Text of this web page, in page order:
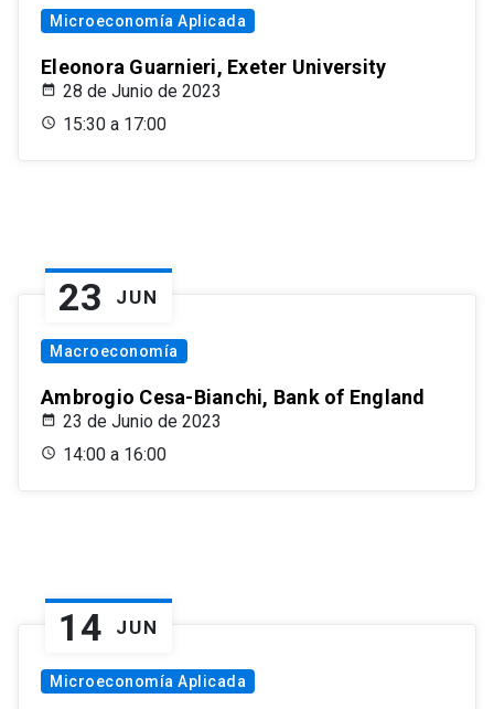
Microeconomía Aplicada
Eleonora Guarnieri, Exeter University
28 de Junio de 2023
15:30 a 17:00
23 JUN
Macroeconomía
Ambrogio Cesa-Bianchi, Bank of England
23 de Junio de 2023
14:00 a 16:00
14 JUN
Microeconomía Aplicada